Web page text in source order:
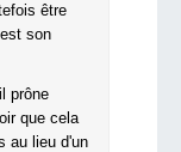
être
son
prône
que cela
au lieu d'un